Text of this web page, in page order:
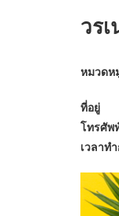
วร
หมวดห
ที่อยู่
โทรศัพ
เวลาท